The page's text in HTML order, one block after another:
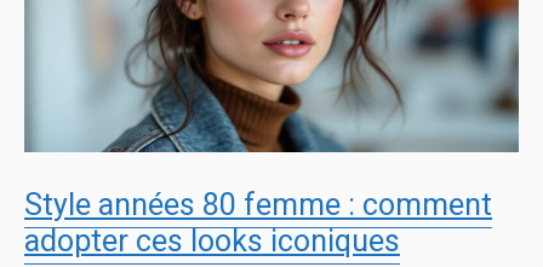
Style années 80 femme : comment
adopter ces looks iconiques